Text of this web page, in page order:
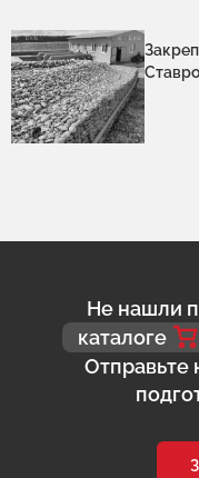
Не нашли
каталоге
Отправьте